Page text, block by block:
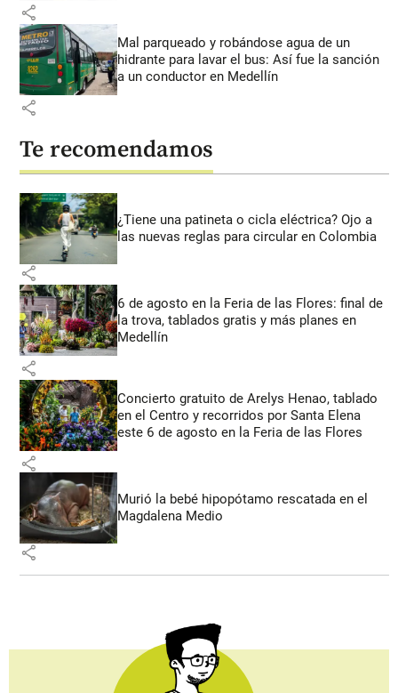
share
Mal parqueado y robándose agua de un
hidrante para lavar el bus: Así fue la sanción
a un conductor en Medellín
share
Te recomendamos
¿Tiene una patineta o cicla eléctrica? Ojo a
las nuevas reglas para circular en Colombia
share
6 de agosto en la Feria de las Flores: final de
la trova, tablados gratis y más planes en
Medellín
share
Concierto gratuito de Arelys Henao, tablado
en el Centro y recorridos por Santa Elena
este 6 de agosto en la Feria de las Flores
share
Murió la bebé hipopótamo rescatada en el
Magdalena Medio
share